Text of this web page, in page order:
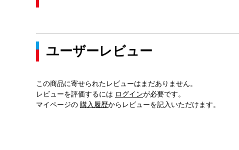
ユーザーレビュー
この商品に寄せられたレビューはまだありません。
レビューを評価するには ログインが必要です。
マイページの 購入履歴からレビューを記入いただけます。